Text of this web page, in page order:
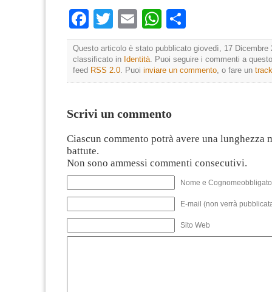
Facebook
TwitterEmailWhatsApp
Questo articolo è stato pubblicato giovedì, 17 Dicembre
classificato in Identità. Puoi seguire i commenti a
feed RSS 2.0. Puoi inviare un commento, o fare un
Scrivi un commento
Ciascun commento potrà avere una lunghezza
battute.
Non sono ammessi commenti consecutivi.
Nome e
E-mail (non verrà
Sito Web